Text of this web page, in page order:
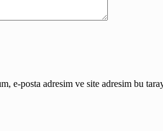
e-posta adresim ve site adresim bu